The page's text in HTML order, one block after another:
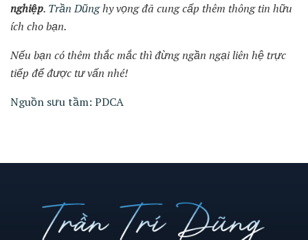
nghiệp. Trần Dũnghy vọng đã cung cấp thêm thông tin hữu
ích cho bạn.
Nếu bạn có thêm thắc mắc thì đừng ngần ngại liên hệ trực
tiếp để được tư vấn nhé!
Nguồn sưu tầm: PDCA